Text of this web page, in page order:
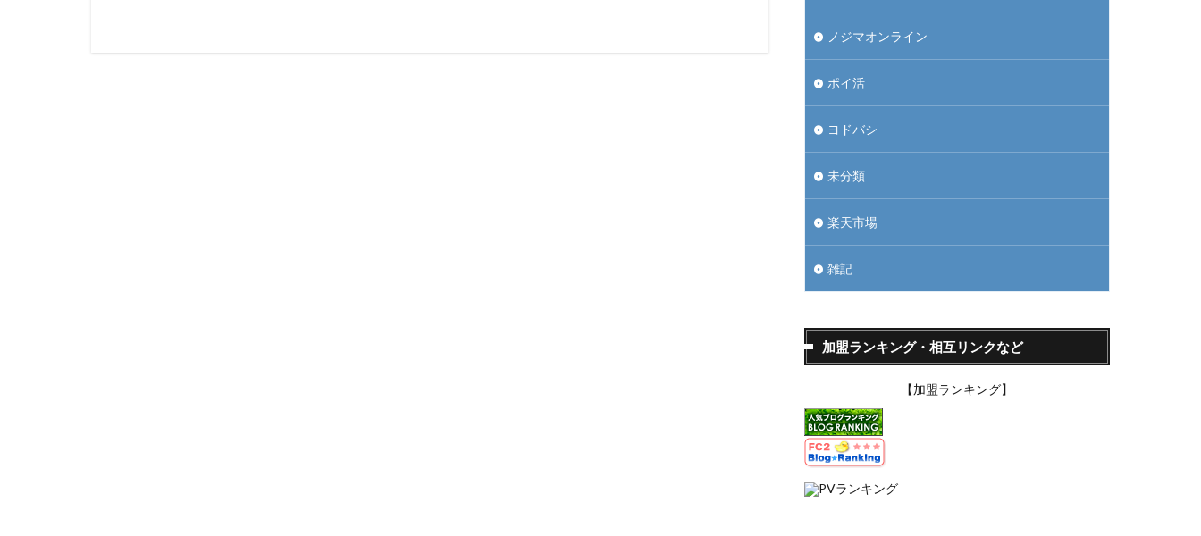
ノジマオンライン
ポイ活
ヨドバシ
未分類
楽天市場
雑記
加盟ランキング・相互リンクなど
【加盟ランキング】